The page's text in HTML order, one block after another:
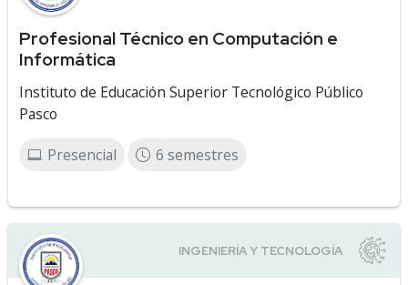
Profesional Técnico en Computación e
Informática
Instituto de Educación Superior Tecnológico Público
Pasco
Presencial 6 semestres